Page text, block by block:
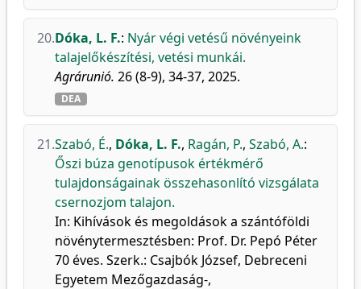
20.Dóka, L. F.: Nyár végi vetésű növényeink
talajelőkészítési, vetési munkái.
Agrárunió. 26 (8-9), 34-37, 2025.
DEA
21.Szabó, É., Dóka, L. F., Ragán, P., Szabó, A.:
Őszi búza genotípusok értékmérő
tulajdonságainak összehasonlító vizsgálata
csernozjom talajon.
In: Kihívások és megoldások a szántóföldi
növénytermesztésben: Prof. Dr. Pepó Péter
70 éves. Szerk.: Csajbók József, Debreceni
Egyetem Mezőgazdaság-,